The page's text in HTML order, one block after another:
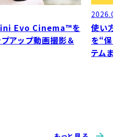
Evo Cinema™を
プアップ動画撮影＆
使い
を“保
テムま